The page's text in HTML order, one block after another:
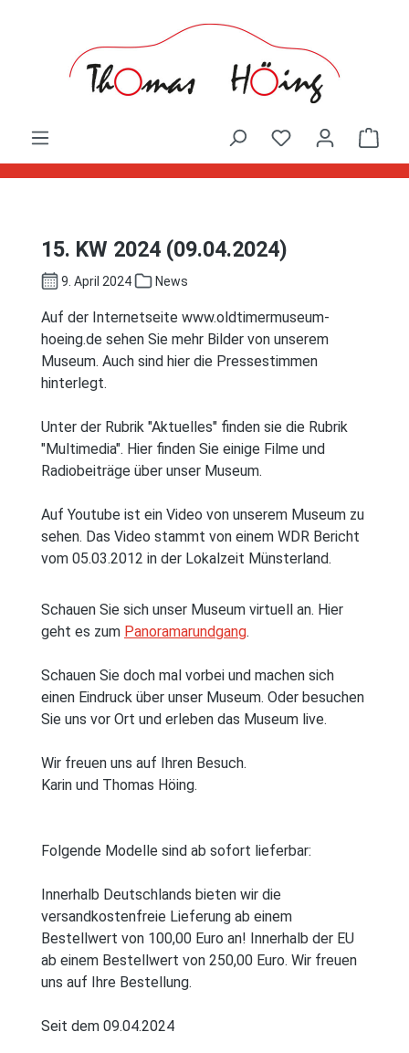
15. KW 2024 (09.04.2024)
9. April 2024 News
Auf der Internetseite www.oldtimermuseum-
hoeing.de sehen Sie mehr Bilder von unserem
Museum. Auch sind hier die Pressestimmen
hinterlegt.
Unter der Rubrik "Aktuelles" finden sie die Rubrik
"Multimedia". Hier finden Sie einige Filme und
Radiobeiträge über unser Museum.
Auf Youtube ist ein Video von unserem Museum zu
sehen. Das Video stammt von einem WDR Bericht
vom 05.03.2012 in der Lokalzeit Münsterland.
Schauen Sie sich unser Museum virtuell an. Hier
geht es zum Panoramarundgang.
Schauen Sie doch mal vorbei und machen sich
einen Eindruck über unser Museum. Oder besuchen
Sie uns vor Ort und erleben das Museum live.
Wir freuen uns auf Ihren Besuch.
Karin und Thomas Höing.
Folgende Modelle sind ab sofort lieferbar:
Innerhalb Deutschlands bieten wir die
versandkostenfreie Lieferung ab einem
Bestellwert von 100,00 Euro an! Innerhalb der EU
ab einem Bestellwert von 250,00 Euro. Wir freuen
uns auf Ihre Bestellung.
Seit dem 09.04.2024